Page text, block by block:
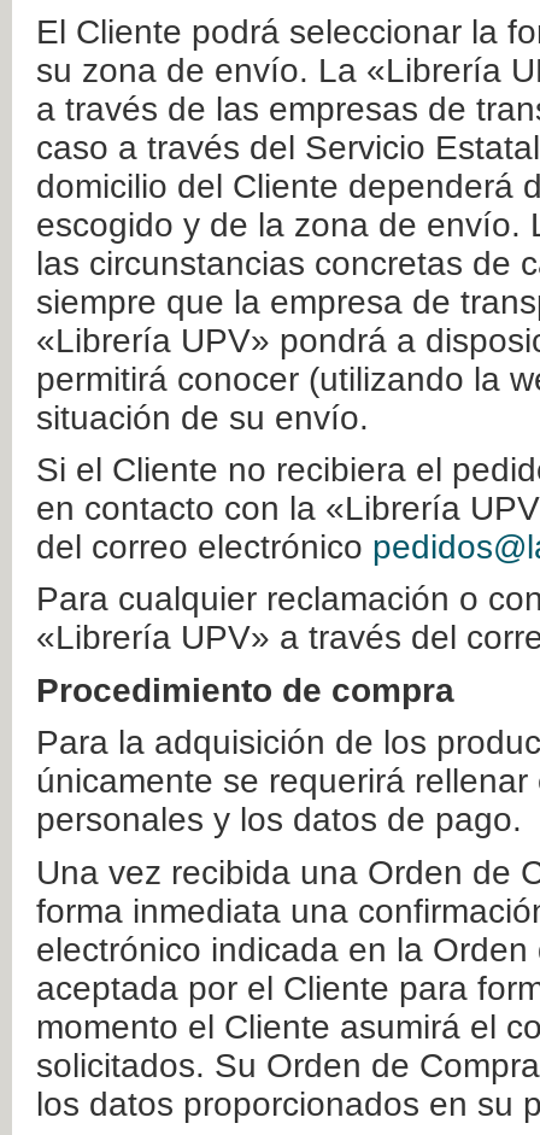
El Cliente podrá seleccionar la
su zona de envío. La «Librería
a través de las empresas de
caso a través del Servicio
domicilio del Cliente dependerá
escogido y de la zona de envío.
las circunstancias concretas de
siempre que la empresa de
«Librería UPV» pondrá a
permitirá conocer (utilizando la
situación de su envío.
Si el Cliente no recibiera el
en contacto con la «Librería
del correo electrónico
Para cualquier reclamación o
«Librería UPV» a través del
Procedimiento de compra
Para la adquisición de los
únicamente se requerirá
personales y los datos de pago.
Una vez recibida una Orden de
forma inmediata una
electrónico indicada en la
aceptada por el Cliente para
momento el Cliente asumirá el
solicitados. Su Orden de
los datos proporcionados en su